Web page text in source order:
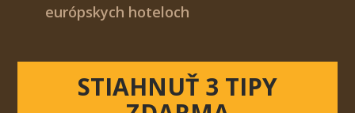
európskych hoteloch
STIAHNUŤ 3 TIPY